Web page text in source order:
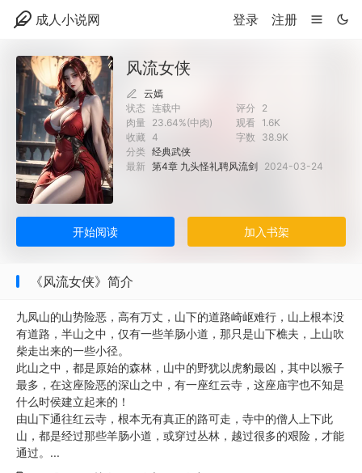
成人小说网 登录 注册
风流女侠
云嫣
状态 连载中 评分
2
肉量 23.64%(中肉) 观看
1.6K
收藏 4 字数
38.9K
分类 经典武侠
最新 第4章 九头怪礼聘风流剑 2024-03-24
开始阅读 加入书架
《风流女侠》简介
九凤山的山势险恶，高有万丈，山下的道路崎岖难行，山上根本没
有道路，半山之中，仅有一些羊肠小道，那只是山下樵夫，上山吹
柴走出来的一些小径。
此山之中，都是原始的森林，山中的野犹以虎豹最凶，其中以猴子
最多，在这座险恶的深山之中，有一座红云寺，这座庙宇也不知是
什么时侯建立起来的！
由山下通往红云寺，根本无有真正的路可走，寺中的僧人上下此
山，都是经过那些羊肠小道，或穿过丛林，越过很多的艰险，才能
通过。...